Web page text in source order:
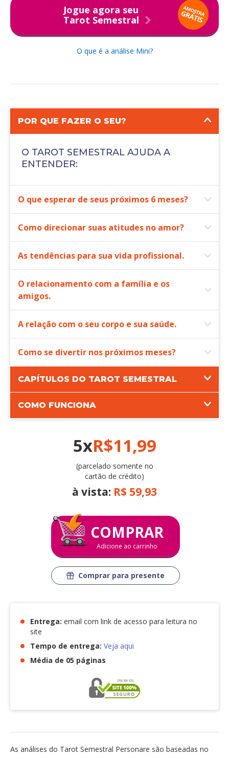
Jogue agora seu
Tarot Semestral
O que é a análise Mini?
POR QUE FAZER O SEU?
O TAROT SEMESTRAL AJUDA A
ENTENDER:
O que esperar de seus próximos 6 meses?
Como direcionar suas atitudes no amor?
As tendências para sua vida profissional.
O relacionamento com a família e os
amigos.
A relação com o seu corpo e sua saúde.
Como se divertir nos próximos meses?
CAPÍTULOS DO TAROT SEMESTRAL
COMO FUNCIONA
5xR$11,99
(parcelado somente no
cartão de crédito)
à vista: R$ 59,93
COMPRAR
Adicione ao carrinho
Comprar para presente
Entrega: email com link de acesso para leitura no
site
Tempo de entrega: Veja aqui
Média de 05 páginas
As análises do Tarot Semestral Personare são baseadas no